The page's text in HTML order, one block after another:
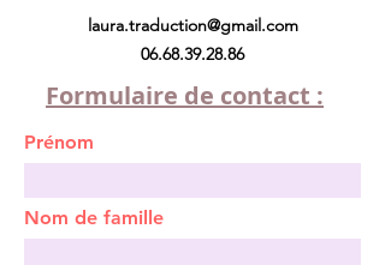
laura.traduction@gmail.com
06.68.39.28.86
Formulaire de contact :
Prénom
Nom de famille